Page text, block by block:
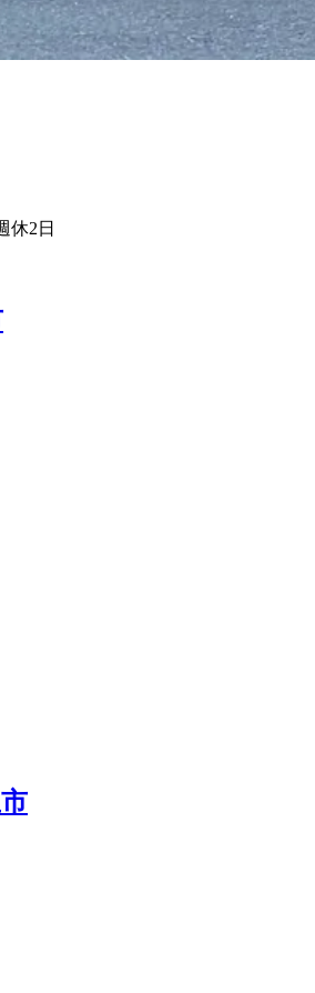
休2日